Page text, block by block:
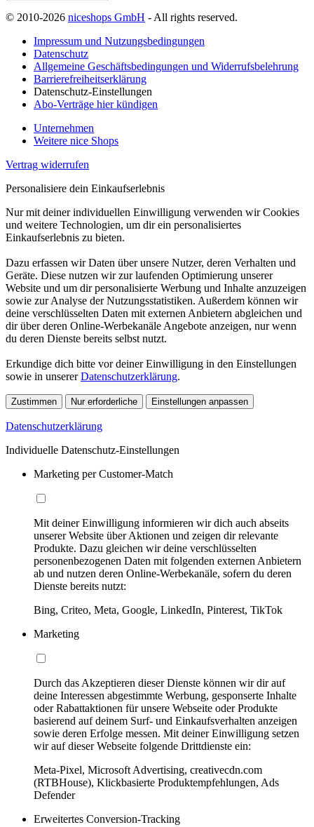
© 2010-2026 niceshops GmbH - All rights reserved.
Impressum und Nutzungsbedingungen
Datenschutz
Allgemeine Geschäftsbedingungen und Widerrufsbelehrung
Barrierefreiheitserklärung
Datenschutz-Einstellungen
Abo-Verträge hier kündigen
Unternehmen
Weitere nice Shops
Vertrag widerrufen
Personalisiere dein Einkaufserlebnis
Nur mit deiner individuellen Einwilligung verwenden wir Cookies
und weitere Technologien, um dir ein personalisiertes
Einkaufserlebnis zu bieten.
Dazu erfassen wir Daten über unsere Nutzer, deren Verhalten und
Geräte. Diese nutzen wir zur laufenden Optimierung unserer
Website und um dir personalisierte Werbung und Inhalte anzuzeigen
sowie zur Analyse der Nutzungsstatistiken. Außerdem können wir
deine verschlüsselten Daten mit externen Anbietern abgleichen und
dir über deren Online-Werbekanäle Angebote anzeigen, nur wenn
du deren Dienste bereits selbst nutzt.
Erkundige dich bitte vor deiner Einwilligung in den Einstellungen
sowie in unsererDatenschutzerklärung.
Zustimmen Nur erforderliche Einstellungen anpassen
Datenschutzerklärung
Individuelle Datenschutz-Einstellungen
Marketing per Customer-Match
Mit deiner Einwilligung informieren wir dich auch abseits
unserer Website über Aktionen und zeigen dir relevante
Produkte. Dazu gleichen wir deine verschlüsselten
personenbezogenen Daten mit folgenden externen Anbietern
ab und nutzen deren Online-Werbekanäle, sofern du deren
Dienste bereits nutzt:
Bing, Criteo, Meta, Google, LinkedIn, Pinterest, TikTok
Marketing
Durch das Akzeptieren dieser Dienste können wir dir auf
deine Interessen abgestimmte Werbung, gesponserte Inhalte
oder Rabattaktionen für unsere Webseite oder Produkte
basierend auf deinem Surf- und Einkaufsverhalten anzeigen
sowie deren Erfolge messen. Mit deiner Einwilligung setzen
wir auf dieser Webseite folgende Drittdienste ein:
Meta-Pixel, Microsoft Advertising, creativecdn.com
(RTBHouse), Klickbasierte Produktempfehlungen, Ads
Defender
Erweitertes Conversion-Tracking